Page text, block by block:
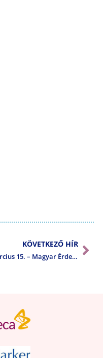
KÖVETKEZŐ HÍR
Március 15. – Magyar Érdemrend állami kitüntetés – Dr. Tiszlavicz László